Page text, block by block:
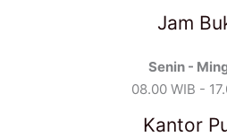
Jam
Senin -
08.00 WIB -
Kantor